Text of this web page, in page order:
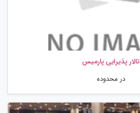
تالار پذیرایی پارمیس
در محدوده